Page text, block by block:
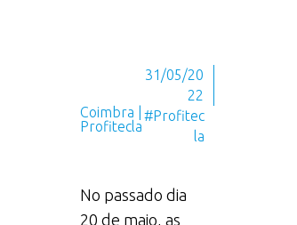
Coimbra |
Profitecla
31/05/20
22
#Profitec
la
No passado dia
20 de maio, as